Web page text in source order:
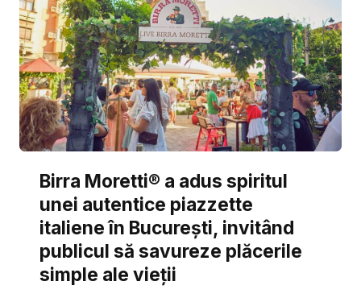
Birra Moretti® a adus spiritul
unei autentice piazzette
italiene în București, invitând
publicul să savureze plăcerile
simple ale vieții